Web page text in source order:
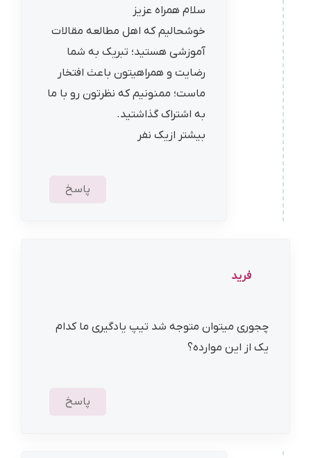
سلام همراه عزیز
خوشحالیم که اهل مطالعه مقالات
آموزشی هستید؛ تبریک به شما
رضایت و همراهیتون باعث افتخار
ماست؛ ممنونیم که نظرتون رو با ما
به اشتراک گذاشتید.
بیشتر ازیک نفر
پاسخ
فرید
چجوری میتوان متوجه شد تیپ یادگیری ما کدام
یک از این موارده؟
پاسخ